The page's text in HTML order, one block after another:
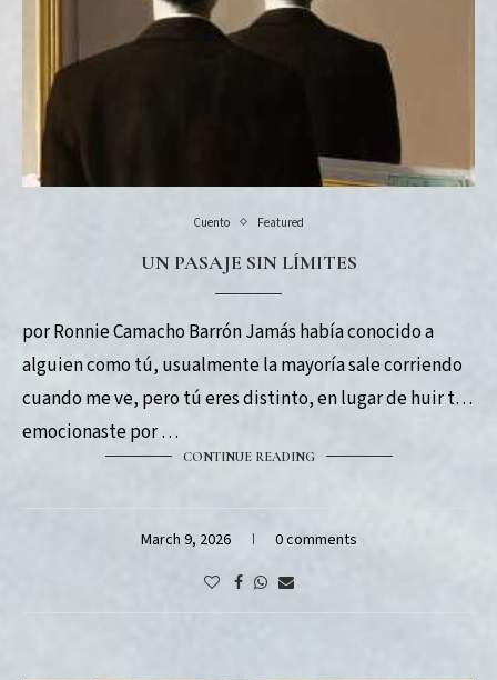
Cuento Featured
UN PASAJE SIN LÍMITES
por Ronnie Camacho Barrón Jamás había conocido a
alguien como tú, usualmente la mayoría sale corriendo
cuando me ve, pero tú eres distinto, en lugar de huir te
emocionaste por …
CONTINUE READING
March 9, 2026 0 comments